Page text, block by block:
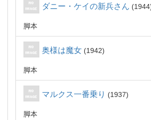
ダニー・ケイの新兵さん 1944
脚本
奥様は魔女 1942
脚本
マルクス一番乗り 1937
脚本